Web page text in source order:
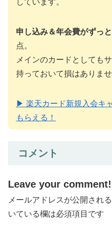
申し込み＆年会費がずっ
点。
メインのカードとしても
持っておいて損はありませ
▶ 楽天カード新規入会キ
もらえる！
コメント
Leave your comment!
メールアドレスが公開され
いている欄は必須項目です